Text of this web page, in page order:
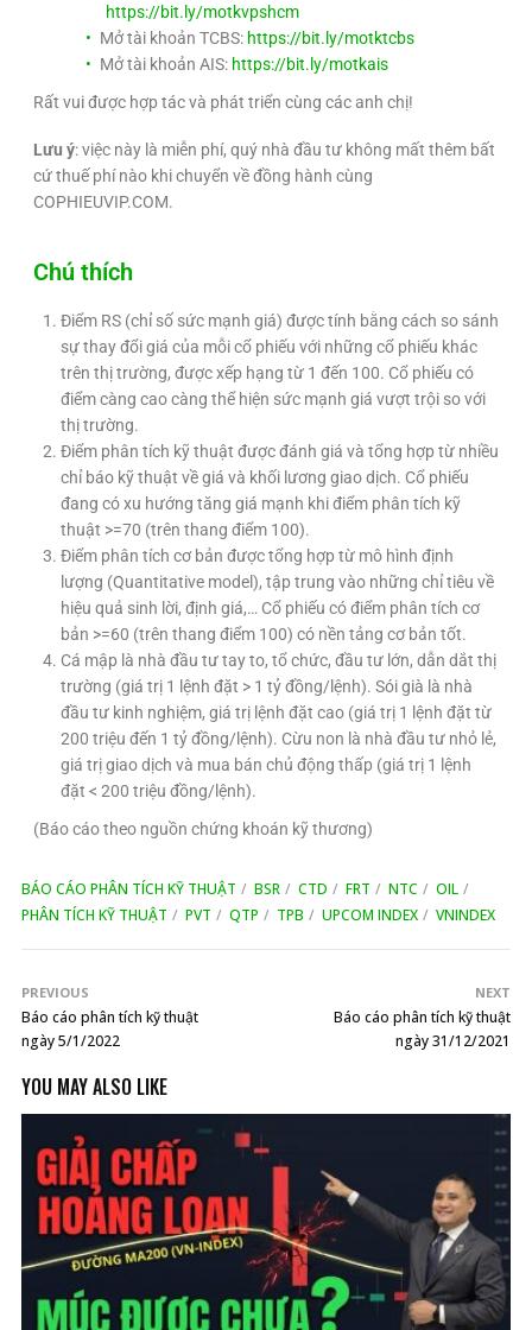
https://bit.ly/motkvpshcm
Mở tài khoản TCBS: https://bit.ly/motktcbs
Mở tài khoản AIS: https://bit.ly/motkais
Rất vui được hợp tác và phát triển cùng các anh chị!
Lưu ý: việc này là miễn phí, quý nhà đầu tư không mất thêm bất
cứ thuế phí nào khi chuyển về đồng hành cùng
COPHIEUVIP.COM.
Chú thích
Điểm RS (chỉ số sức mạnh giá) được tính bằng cách so sánh
sự thay đổi giá của mỗi cổ phiếu với những cổ phiếu khác
trên thị trường, được xếp hạng từ 1 đến 100. Cổ phiếu có
điểm càng cao càng thể hiện sức mạnh giá vượt trội so với
thị trường.
Điểm phân tích kỹ thuật được đánh giá và tổng hợp từ nhiều
chỉ báo kỹ thuật về giá và khối lương giao dịch. Cổ phiếu
đang có xu hướng tăng giá mạnh khi điểm phân tích kỹ
thuật >=70 (trên thang điểm 100).
Điểm phân tích cơ bản được tổng hợp từ mô hình định
lượng (Quantitative model), tập trung vào những chỉ tiêu về
hiệu quả sinh lời, định giá,… Cổ phiếu có điểm phân tích cơ
bản >=60 (trên thang điểm 100) có nền tảng cơ bản tốt.
Cá mập là nhà đầu tư tay to, tổ chức, đầu tư lớn, dẫn dắt thị
trường (giá trị 1 lệnh đặt > 1 tỷ đồng/lệnh). Sói già là nhà
đầu tư kinh nghiệm, giá trị lệnh đặt cao (giá trị 1 lệnh đặt từ
200 triệu đến 1 tỷ đồng/lệnh). Cừu non là nhà đầu tư nhỏ lẻ,
giá trị giao dịch và mua bán chủ động thấp (giá trị 1 lệnh
đặt < 200 triệu đồng/lệnh).
(Báo cáo theo nguồn chứng khoán kỹ thương)
BÁO CÁO PHÂN TÍCH KỸ THUẬT BSR CTD FRT NTC
OIL
PHÂN TÍCH KỸ THUẬT
PVT QTP TPB UPCOM INDEX VNINDEX
PREVIOUS
Báo cáo phân tích kỹ thuật
ngày 5/1/2022
NEXT
Báo cáo phân tích kỹ thuật
ngày 31/12/2021
YOU MAY ALSO LIKE